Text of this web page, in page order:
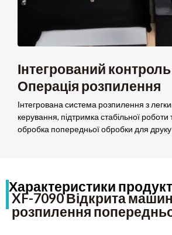
Інтегрований
Операція розпилення
Інтегрована система розпилення з
керування, підтримка стабільної
обробка попередньої обробки для
Характеристики
XF-7090 Відкрита
розпилення